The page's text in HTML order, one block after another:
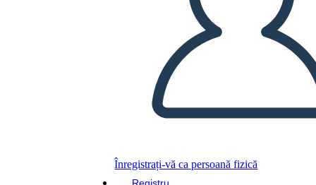
Înregistrați-vă ca persoană fizică
CITESTE-MI